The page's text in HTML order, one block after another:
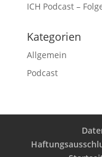
ICH Podcast –
Kategorien
Allgemein
Podcast